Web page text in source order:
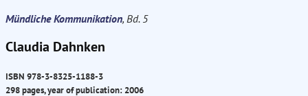
Mündliche Kommunikation, Bd. 5
Claudia Dahnken
ISBN 978-3-8325-1188-3
298 pages, year of publication: 2006